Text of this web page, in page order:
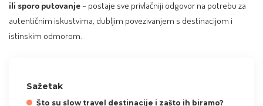
ili sporo putovanje– postaje sve privlačniji odgovor na potrebu za
autentičnim iskustvima, dubljim povezivanjem s destinacijom i
istinskim odmorom.
Sažetak
Što su slow travel destinacije i zašto ih biramo?